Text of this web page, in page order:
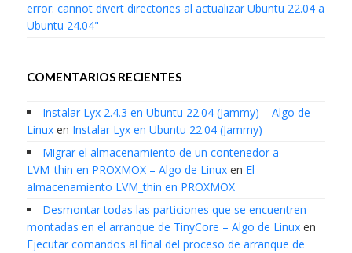
error: cannot divert directories al actualizar Ubuntu 22.04 a
Ubuntu 24.04"
COMENTARIOS RECIENTES
Instalar Lyx 2.4.3 en Ubuntu 22.04 (Jammy) – Algo de
Linuxen Instalar Lyx en Ubuntu 22.04 (Jammy)
Migrar el almacenamiento de un contenedor a
LVM_thin en PROXMOX – Algo de Linuxen El
almacenamiento LVM_thin en PROXMOX
Desmontar todas las particiones que se encuentren
montadas en el arranque de TinyCore – Algo de Linuxen
Ejecutar comandos al final del proceso de arranque de